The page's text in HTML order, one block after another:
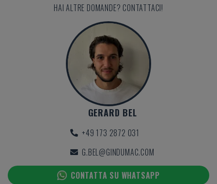
HAI ALTRE DOMANDE? CONTATTACI!
GERARD BEL
+49 173 2872 031
G.BEL@GINDUMAC.COM
CONTATTA SU WHATSAPP